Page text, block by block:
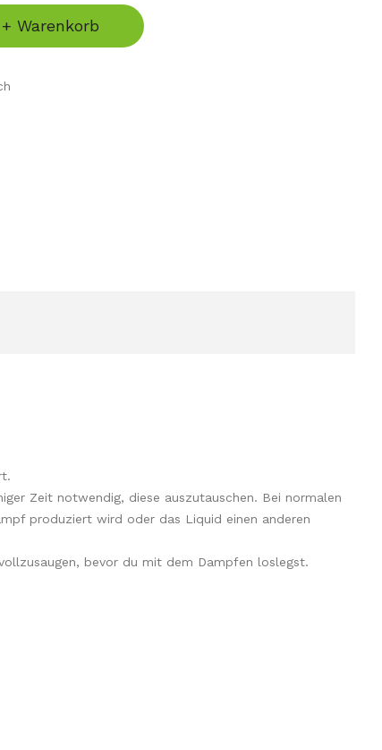
+ Warenkorb
Zeit notwendig, diese auszutauschen. Bei normalen
produziert wird oder das Liquid einen anderen
bevor du mit dem Dampfen loslegst.